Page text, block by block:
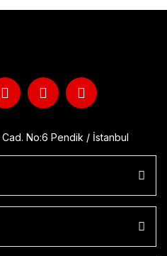
Cad. No:6 Pendik / İstanbul